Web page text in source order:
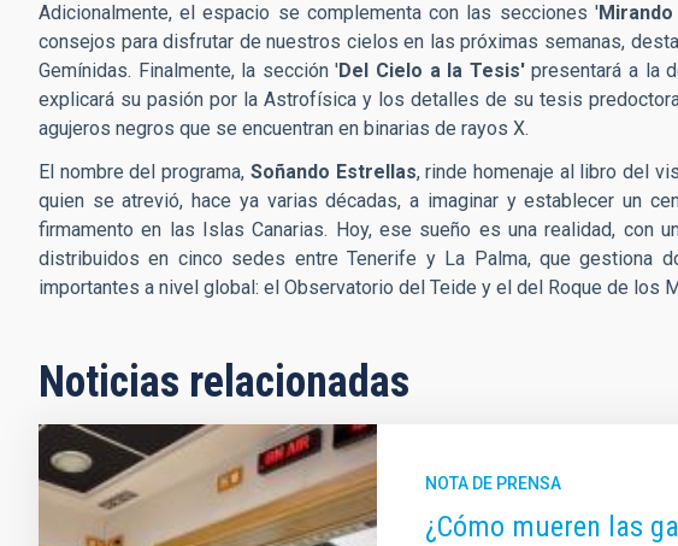
Adicionalmente, el espacio se complementa con las secciones '
consejos para disfrutar de nuestros cielos en las próximas semanas,
Gemínidas. Finalmente, la sección 'Del Cielo a la Tesis' presentará a la
explicará su pasión por la Astrofísica y los detalles de su tesis
agujeros negros que se encuentran en binarias de rayos X.
El nombre del programa, Soñando Estrellas, rinde homenaje al libro del
quien se atrevió, hace ya varias décadas, a imaginar y establecer un
firmamento en las Islas Canarias. Hoy, ese sueño es una realidad, con
distribuidos en cinco sedes entre Tenerife y La Palma, que gestiona
importantes a nivel global: el Observatorio del Teide y el del Roque de los
Noticias relacionadas
NOTA DE PRENSA
¿Cómo mueren las